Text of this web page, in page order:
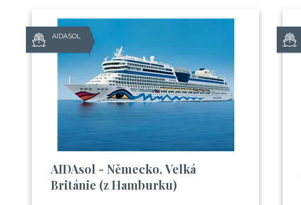
AIDASOL
AIDAsol - Německo, Velká
Británie (z Hamburku)